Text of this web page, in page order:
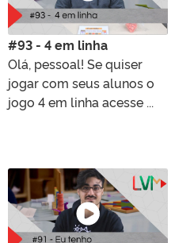
#93 - 4 em linha
Olá, pessoal! Se quiser
jogar com seus alunos o
jogo 4 em linha acesse ...